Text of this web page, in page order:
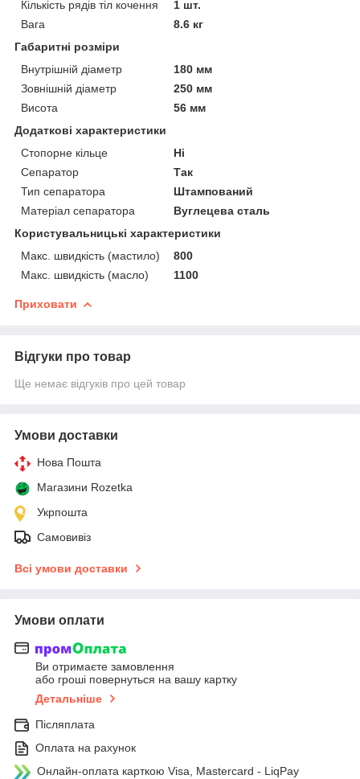
Кількість рядів тіл кочення
1 шт.
Вага
8.6 кг
Габаритні розміри
Внутрішній діаметр
180 мм
Зовнішній діаметр
250 мм
Висота
56 мм
Додаткові характеристики
Стопорне кільце
Ні
Сепаратор
Так
Тип сепаратора
Штампований
Матеріал сепаратора
Вуглецева сталь
Користувальницькі характеристики
Макс. швидкість (мастило)
800
Макс. швидкість (масло)
1100
Приховати
Відгуки про товар
Ще немає відгуків про цей товар
Умови доставки
Нова Пошта
Магазини Rozetka
Укрпошта
Самовивіз
Всі умови доставки
Умови оплати
Ви отримаєте замовлення
або гроші повернуться на вашу картку
Детальніше
Післяплата
Оплата на рахунок
Онлайн-оплата карткою Visa, Mastercard - LiqPay